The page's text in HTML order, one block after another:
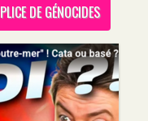
DE GÉNOCIDES